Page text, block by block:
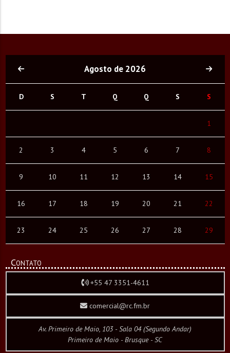
Agosto de 2026
D S T Q Q S S
1
2 3 4 5 6 7 8
9 10 11 12 13 14 15
16 17 18 19 20 21 22
23 24 25 26 27 28 29
Contato
+55 47 3351-4611
comercial@rc.fm.br
Av. Primeiro de Maio, 103 - Sala 04 (Segundo Andar)
Primeiro de Maio - Brusque - SC